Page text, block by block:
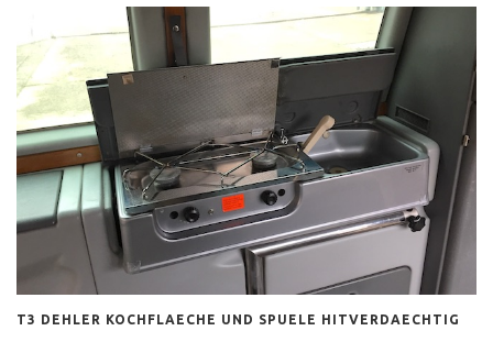
GANGSCHALTUNGSSPERRE
H KENNZEICHEN
MANGELNDE
ERSATZTEILQUALITÄT
WER BILLIG KAUFT ..
AUSPUFF KAUFEN
WASSEREINBRUCH
INNENAUSBAU SELBST
T3 DEHLER KOCHFLAECHE UND SPUELE HITVERDAECHTIG